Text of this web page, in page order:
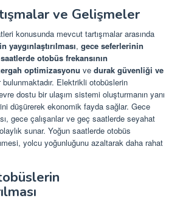
ve Gelişmeler
konusunda mevcut tartışmalar arasında
, gece seferlerinin
otobüs frekansının
optimizasyonu ve durak güvenliği ve
Elektrikli otobüslerin
dostu bir ulaşım sistemi oluşturmanın yanı
düşürerek ekonomik fayda sağlar. Gece
gece çalışanlar ve geç saatlerde seyahat
sunar. Yoğun saatlerde otobüs
yolcu yoğunluğunu azaltarak daha rahat